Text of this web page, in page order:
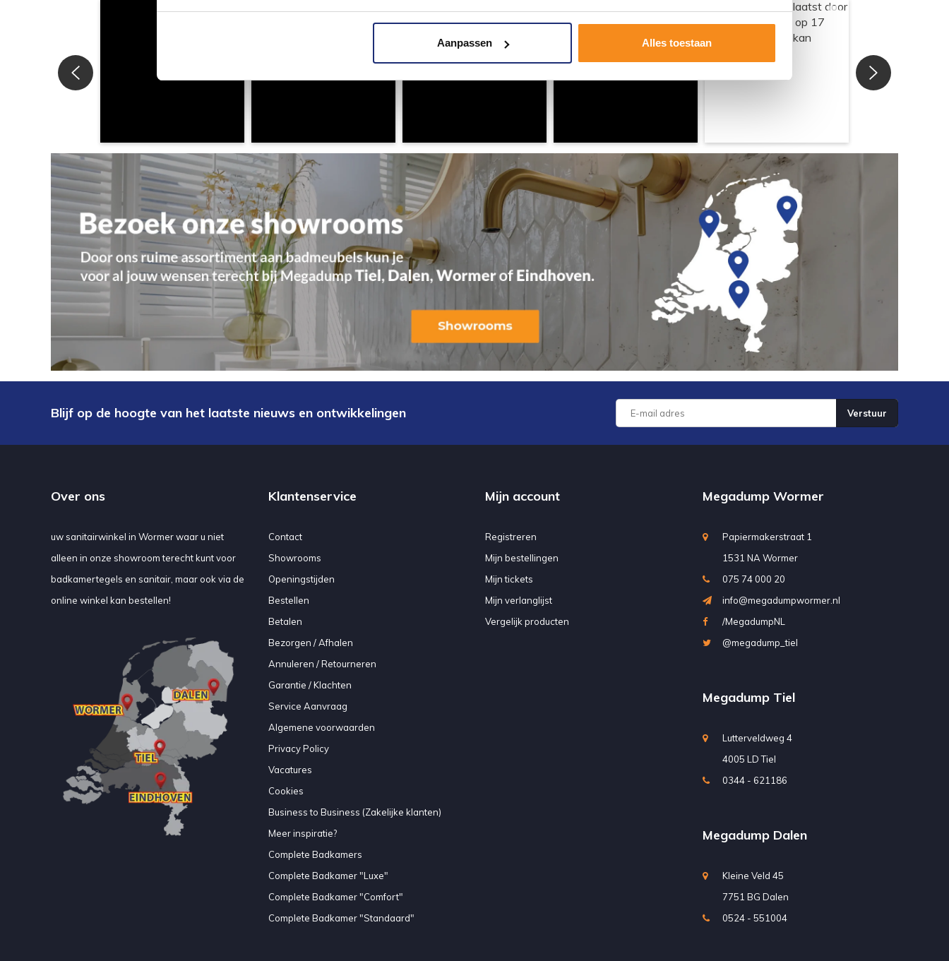
Aanpassen Alles toestaan
Blijf op de hoogte van het laatste nieuws en ontwikkelingen Verstuur
Over ons
uw sanitairwinkel in Wormer waar u niet
alleen in onze showroom terecht kunt voor
badkamertegels en sanitair, maar ook via de
online winkel kan bestellen!
Klantenservice
Contact
Showrooms
Openingstijden
Bestellen
Betalen
Bezorgen / Afhalen
Annuleren / Retourneren
Garantie / Klachten
Service Aanvraag
Algemene voorwaarden
Privacy Policy
Vacatures
Cookies
Business to Business (Zakelijke klanten)
Meer inspiratie?
Complete Badkamers
Complete Badkamer "Luxe"
Complete Badkamer "Comfort"
Complete Badkamer "Standaard"
Mijn account
Registreren
Mijn bestellingen
Mijn tickets
Mijn verlanglijst
Vergelijk producten
Megadump Wormer
Papiermakerstraat 1
1531 NA Wormer
075 74 000 20
info@megadumpwormer.nl
/MegadumpNL
@megadump_tiel
Megadump Tiel
Lutterveldweg 4
4005 LD Tiel
0344 - 621186
Megadump Dalen
Kleine Veld 45
7751 BG Dalen
0524 - 551004